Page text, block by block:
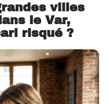
villes
le Var,
risqué ?